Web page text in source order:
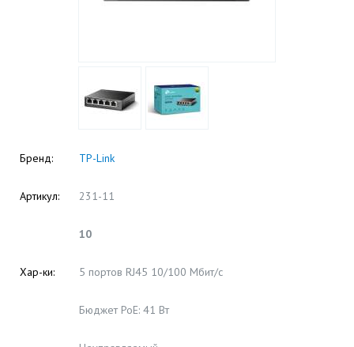
Бренд: TP-Link
Артикул: 231-11
10
Хар-ки: 5 портов RJ45 10/100 Мбит/с
Бюджет PoE: 41 Вт